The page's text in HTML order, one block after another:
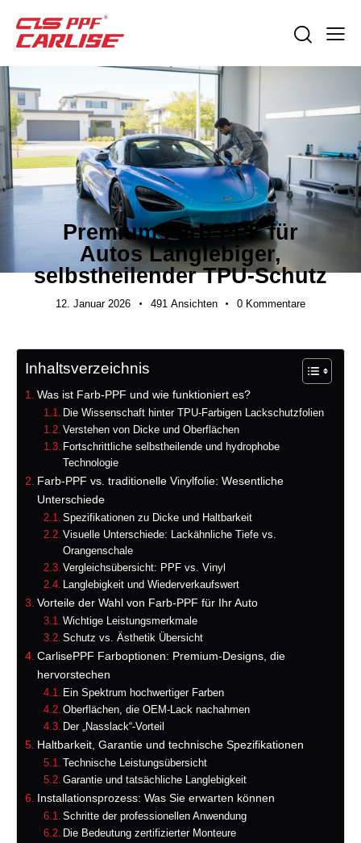
BRANCHENNEUIGKEITEN
Premium Farb-PPF für
Autos Langlebiger,
selbstheilender TPU-Schutz
12. Januar 2026 491 Ansichten 0 Kommentare
Inhaltsverzeichnis
Was ist Farb-PPF und wie funktioniert es?
Die Wissenschaft hinter TPU-Farbigen Lackschutzfolien
Verstehen von Dicke und Oberflächen
Fortschrittliche selbstheilende und hydrophobe
Technologie
Farb-PPF vs. traditionelle Vinylfolie: Wesentliche
Unterschiede
Spezifikationen zu Dicke und Haltbarkeit
Visuelle Unterschiede: Lackähnliche Tiefe vs.
Orangenschale
Vergleichsübersicht: PPF vs. Vinyl
Langlebigkeit und Wiederverkaufswert
Vorteile der Wahl von Farb-PPF für Ihr Auto
Wichtige Leistungsmerkmale
Schutz vs. Ästhetik Übersicht
CarlisePPF Farboptionen: Premium-Designs, die
hervorstechen
Ein Spektrum hochwertiger Farben
Oberflächen, die OEM-Lack nachahmen
Der „Nasslack“-Vorteil
Haltbarkeit, Garantie und technische Spezifikationen
Technische Leistungsübersicht
Garantie und tatsächliche Langlebigkeit
Installationsprozess: Was Sie erwarten können
Schritte der professionellen Anwendung
Die Bedeutung zertifizierter Monteure